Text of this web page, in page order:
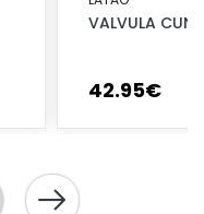
VALVULA
42.95€